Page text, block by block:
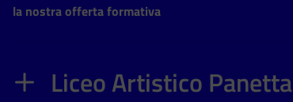
la nostra offerta formativa
Liceo Artistico Panetta